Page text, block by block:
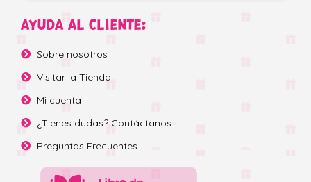
AYUDA AL CLIENTE:
Sobre nosotros
Visitar la Tienda
Mi cuenta
¿Tienes dudas? Contáctanos
Preguntas Frecuentes